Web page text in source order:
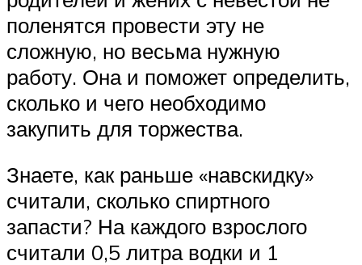
поленятся провести эту не
сложную, но весьма нужную
работу. Она и поможет определить,
сколько и чего необходимо
закупить для торжества.
Знаете, как раньше «навскидку»
считали, сколько спиртного
запасти? На каждого взрослого
считали 0,5 литра водки и 1